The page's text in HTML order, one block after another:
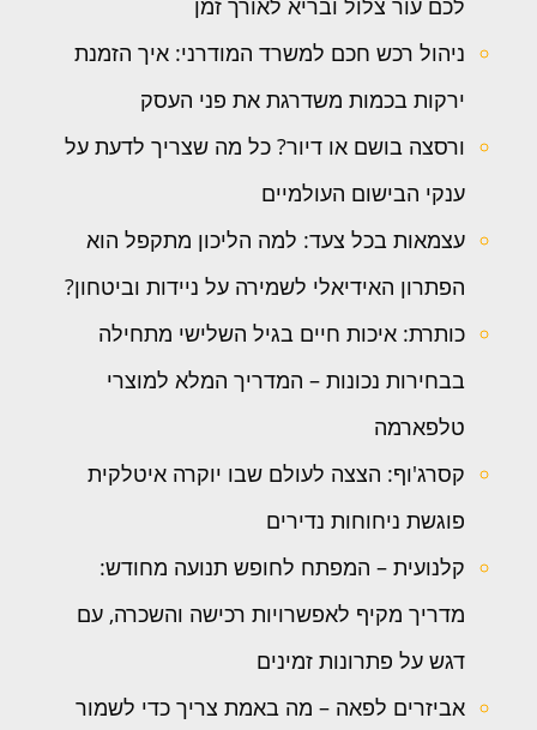
ניהול רכש חכם למשרד המודרני: איך הזמנת
ירקות בכמות משדרגת את פני העסק
ורסצה בושם או דיור? כל מה שצריך לדעת על
ענקי הבישום העולמיים
עצמאות בכל צעד: למה הליכון מתקפל הוא
הפתרון האידיאלי לשמירה על ניידות וביטחון?
כותרת: איכות חיים בגיל השלישי מתחילה
בבחירות נכונות – המדריך המלא למוצרי
טלפארמה
קסרג'וף: הצצה לעולם שבו יוקרה איטלקית
פוגשת ניחוחות נדירים
קלנועית – המפתח לחופש תנועה מחודש:
מדריך מקיף לאפשרויות רכישה והשכרה, עם
דגש על פתרונות זמינים
אביזרים לפאה – מה באמת צריך כדי לשמור